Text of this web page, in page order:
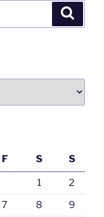
F S S
1
2
7 8
9